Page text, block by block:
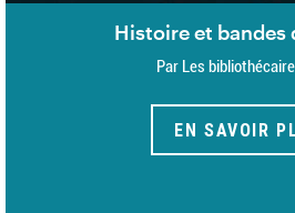
Histoire et bandes
Par Les
EN SAVOIR